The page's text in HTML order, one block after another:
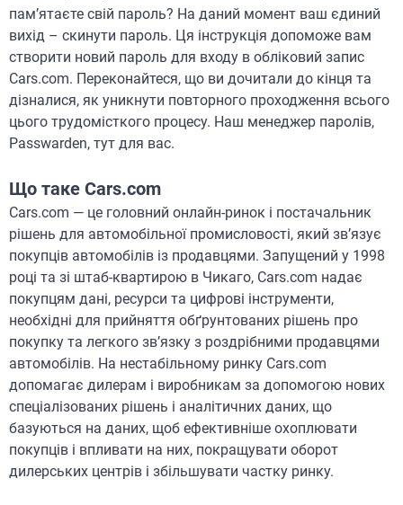
пам’ятаєте свій пароль? На даний момент ваш єдиний
вихід – скинути пароль. Ця інструкція допоможе вам
створити новий пароль для входу в обліковий запис
Cars.com. Переконайтеся, що ви дочитали до кінця та
дізналися, як уникнути повторного проходження всього
цього трудомісткого процесу. Наш менеджер паролів,
Passwarden, тут для вас.
Що таке Cars.com
Cars.com — це головний онлайн-ринок і постачальник
рішень для автомобільної промисловості, який зв’язує
покупців автомобілів із продавцями. Запущений у 1998
році та зі штаб-квартирою в Чикаго, Cars.com надає
покупцям дані, ресурси та цифрові інструменти,
необхідні для прийняття обґрунтованих рішень про
покупку та легкого зв’язку з роздрібними продавцями
автомобілів. На нестабільному ринку Cars.com
допомагає дилерам і виробникам за допомогою нових
спеціалізованих рішень і аналітичних даних, що
базуються на даних, щоб ефективніше охоплювати
покупців і впливати на них, покращувати оборот
дилерських центрів і збільшувати частку ринку.